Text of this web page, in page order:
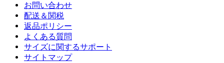
お問い合わせ
配送＆関税
返品ポリシー
よくある質問
サイズに関するサポート
サイトマップ